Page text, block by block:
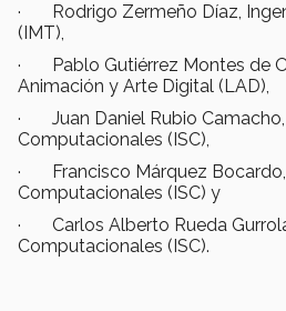
· Rodrigo Zermeño Díaz,
(IMT),
· Pablo Gutiérrez Montes de
Animación y Arte Digital (LAD),
· Juan Daniel Rubio Camacho,
Computacionales (ISC),
· Francisco Márquez Bocardo,
Computacionales (ISC) y
· Carlos Alberto Rueda
Computacionales (ISC).